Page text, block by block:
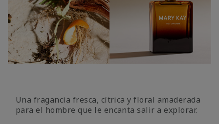
Una fragancia fresca, cítrica y floral amaderada
para el hombre que le encanta salir a explorar.